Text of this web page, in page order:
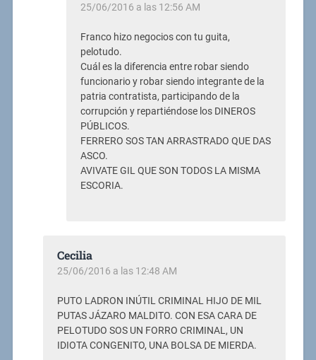
25/06/2016 a las 12:56 AM
Franco hizo negocios con tu guita,
pelotudo.
Cuál es la diferencia entre robar siendo
funcionario y robar siendo integrante de la
patria contratista, participando de la
corrupción y repartiéndose los DINEROS
PÚBLICOS.
FERRERO SOS TAN ARRASTRADO QUE DAS
ASCO.
AVIVATE GIL QUE SON TODOS LA MISMA
ESCORIA.
Cecilia
25/06/2016 a las 12:48 AM
PUTO LADRON INÚTIL CRIMINAL HIJO DE MIL
PUTAS JÁZARO MALDITO. CON ESA CARA DE
PELOTUDO SOS UN FORRO CRIMINAL, UN
IDIOTA CONGENITO, UNA BOLSA DE MIERDA.